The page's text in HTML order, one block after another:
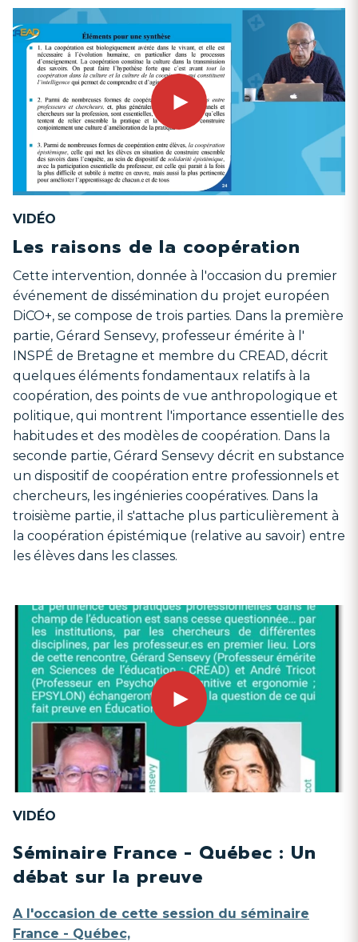
VIDÉO
Les raisons de la coopération
Cette intervention, donnée à l'occasion du premier
événement de dissémination du projet européen
DiCO+, se compose de trois parties. Dans la première
partie, Gérard Sensevy, professeur émérite à l'
INSPÉ de Bretagne et membre du CREAD, décrit
quelques éléments fondamentaux relatifs à la
coopération, des points de vue anthropologique et
politique, qui montrent l'importance essentielle des
habitudes et des modèles de coopération. Dans la
seconde partie, Gérard Sensevy décrit en substance
un dispositif de coopération entre professionnels et
chercheurs, les ingénieries coopératives. Dans la
troisième partie, il s'attache plus particulièrement à
la coopération épistémique (relative au savoir) entre
les élèves dans les classes.
VIDÉO
Séminaire France - Québec : Un
débat sur la preuve
A l'occasion de cette session du séminaire
France - Québec,